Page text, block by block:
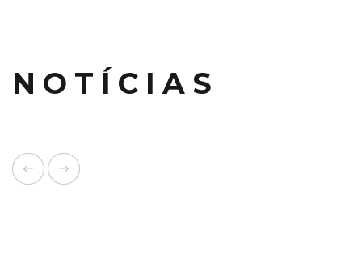
NOTÍCIAS